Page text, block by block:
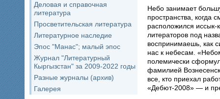
Деловая и справочная
литература
Просветительская литература
Литературное наследие
Эпос "Манас"; малый эпос
Журнал "Литературный
Кыргызстан" за 2009-2022 годы
Разные журналы (архив)
Галерея
Небо занимает
пространства, когда
расположился иссык-
литераторов под
воспринимаешь, как
нас к небесам.
полемически
фамилией
все, кто приехал
«Дебют-2008» — и